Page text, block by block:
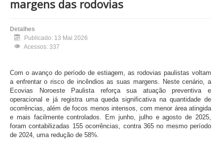
margens das rodovias
Detalhes
Publicado: 13 Mai 2026
Acessos: 337
Com o avanço do período de estiagem, as rodovias paulistas voltam
a enfrentar o risco de incêndios as suas margens. Neste cenário, a
Ecovias Noroeste Paulista reforça sua atuação preventiva e
operacional e já registra uma queda significativa na quantidade de
ocorrências, além de focos menos intensos, com menor área atingida
e mais facilmente controlados. Em junho, julho e agosto de 2025,
foram contabilizadas 155 ocorrências, contra 365 no mesmo período
de 2024, uma redução de 58%.